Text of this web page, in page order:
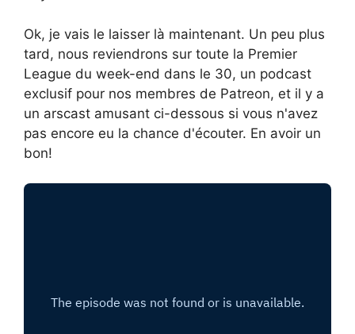
Ok, je vais le laisser là maintenant. Un peu plus
tard, nous reviendrons sur toute la Premier
League du week-end dans le 30, un podcast
exclusif pour nos membres de Patreon, et il y a
un arscast amusant ci-dessous si vous n'avez
pas encore eu la chance d'écouter. En avoir un
bon!